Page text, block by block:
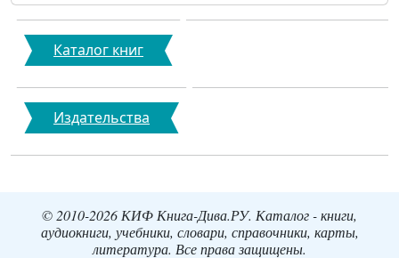
Каталог книг
Издательства
© 2010-2026 КИФ Книга-Дива.РУ. Каталог - книги,
аудиокниги, учебники, словари, справочники, карты,
литература. Все права защищены.